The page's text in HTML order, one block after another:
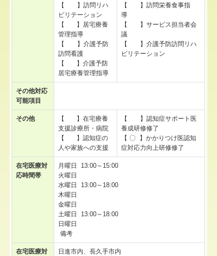
【 】訪問リハ
ビリテーション
【 】居宅療養
管理指導
【 】介護予防
訪問看護
【 】介護予防
居宅療養管理指導
【 】訪問栄養食事指
導
【 】サービス担当者会
議
【 】介護予防訪問リハ
ビリテーション
その他対応
可能項目
その他
【 】在宅療養
支援診療所・病院
【 】認知症の
人や家族への支援
【 】認知症サポート医
養成研修修了
【 〇 】かかりつけ医認知
症対応力向上研修修了
在宅医療対
応時間帯
月曜日 13:00～15:00
火曜日
水曜日 13:00～18:00
木曜日
金曜日
土曜日 13:00～18:00
日曜日
備考
在宅医療対
日進市内、長久手市内